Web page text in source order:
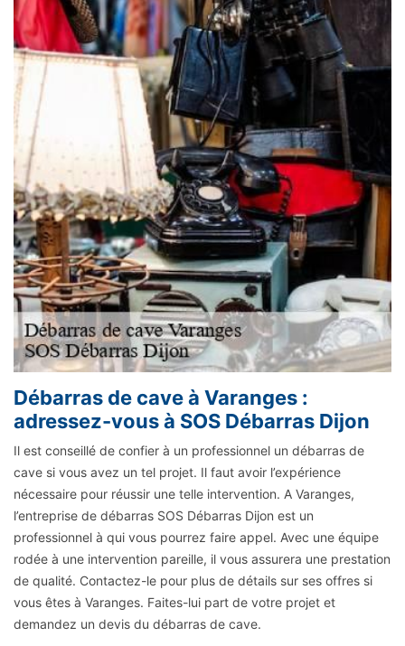
Débarras de cave à Varanges :
adressez-vous à SOS Débarras Dijon
Il est conseillé de confier à un professionnel un débarras de
cave si vous avez un tel projet. Il faut avoir l’expérience
nécessaire pour réussir une telle intervention. A Varanges,
l’entreprise de débarras SOS Débarras Dijon est un
professionnel à qui vous pourrez faire appel. Avec une équipe
rodée à une intervention pareille, il vous assurera une prestation
de qualité. Contactez-le pour plus de détails sur ses offres si
vous êtes à Varanges. Faites-lui part de votre projet et
demandez un devis du débarras de cave.